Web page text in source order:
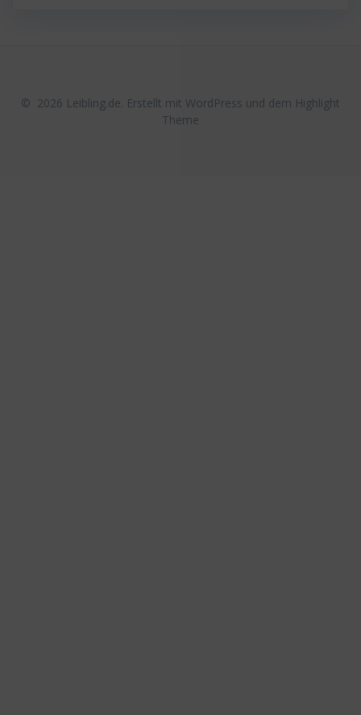
© 2026 Leibling.de. Erstellt mit WordPress und dem Highlight
Theme